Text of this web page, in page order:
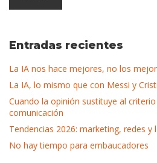
Entradas recientes
La IA nos hace mejores, no los
La IA, lo mismo que con Messi y
Cuando la opinión sustituye al
comunicación
Tendencias 2026: marketing, redes y
No hay tiempo para embaucadores